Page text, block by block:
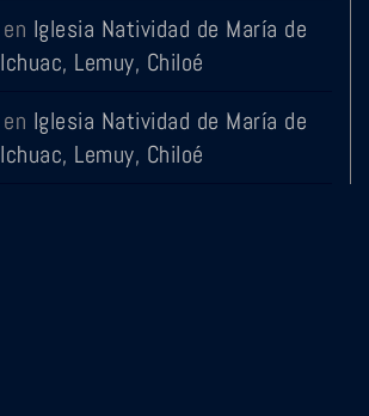
en Iglesia Natividad de María de
Ichuac, Lemuy, Chiloé
en Iglesia Natividad de María de
Ichuac, Lemuy, Chiloé